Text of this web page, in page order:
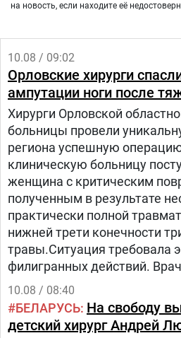
на новость, если находите её
10.08 / 09:02
Орловские хирурги
ампутации ноги после
Хирурги Орловской
больницы провели
региона успешную
клиническую больницу
женщина с критическим
полученным в результате
практически полной
нижней трети конечности
травы.Ситуация требовала
филигранных действий.
бороться за сохранение
сложность повреждений,
единственном кожном
поверхности голени.
10.08 / 08:40
БЕЛАРУСЬ На свободу
детский хирург Андрей